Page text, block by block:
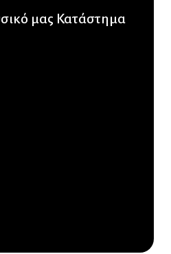
μας Κατάστημα